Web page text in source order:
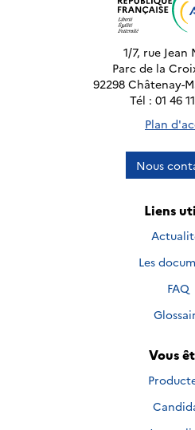
1/7, rue Jean
Parc de la
92298 Châtenay-
Tél : 01 46
Plan
Nous
Liens
Les
FAQ
Vous